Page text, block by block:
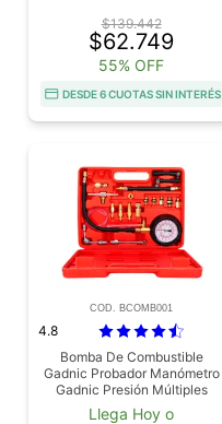
$139.442
$62.749
55% OFF
DESDE 6 CUOTAS SIN INTERÉS
COD. BCOMB001
4.8
Bomba De Combustible
Gadnic Probador Manómetro
Gadnic Presión Múltiples
Adaptadores
Llega Hoy o